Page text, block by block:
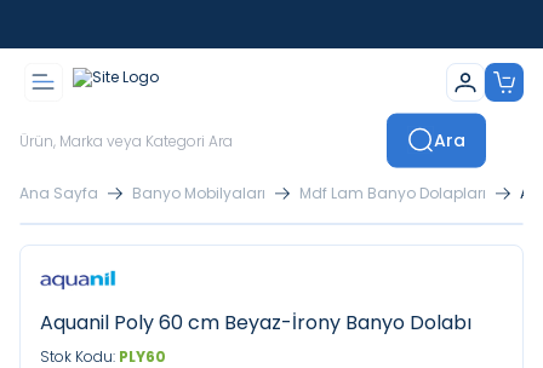
Ara
Ana Sayfa Banyo Mobilyaları Mdf Lam Banyo Dolapları
Aquanil Poly 60 cm Beyaz-İrony Banyo Dolabı
Stok Kodu: PLY60